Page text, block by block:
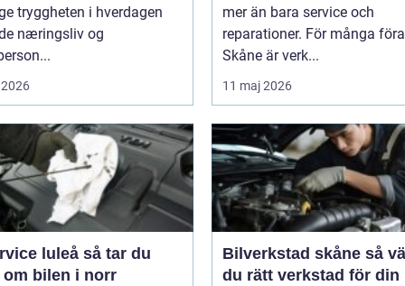
tryggheten i hverdagen
næringsliv og
mer än bara service och
reparationer. För många
Skåne är verk...
11 maj 2026
luleå så tar du
om bilen i norr
Bilverkstad skåne så väljer
du rätt verkstad för din